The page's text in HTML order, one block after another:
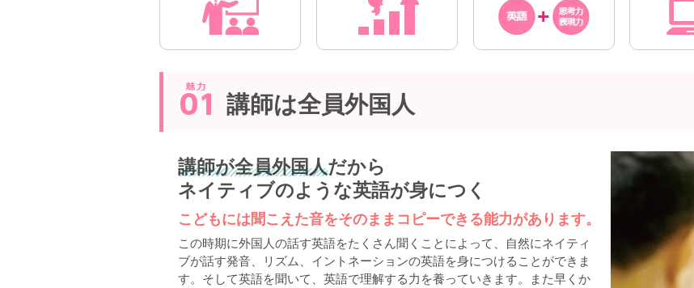
講師は全員外国人
講師が全員外国人だから
ネイティブのような英語が身につく
こどもには聞こえた音をそのままコピーできる能力があります。
この時期に外国人の話す英語をたくさん聞くことによって、自然にネイティ
ブが話す発音、リズム、イントネーションの英語を身につけることができま
す。そして英語を聞いて、英語で理解する力を養っていきます。また早くか